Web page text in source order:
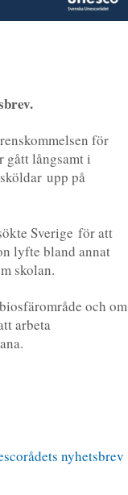
för
gått långsamt i
upp på
Sverige för att
lyfte bland annat
skolan.
och om
arbeta
nyhetsbrev